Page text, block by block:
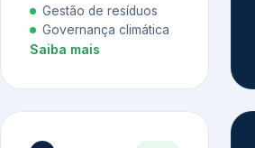
Gestão de resíduos
Governança climática
Saiba mais